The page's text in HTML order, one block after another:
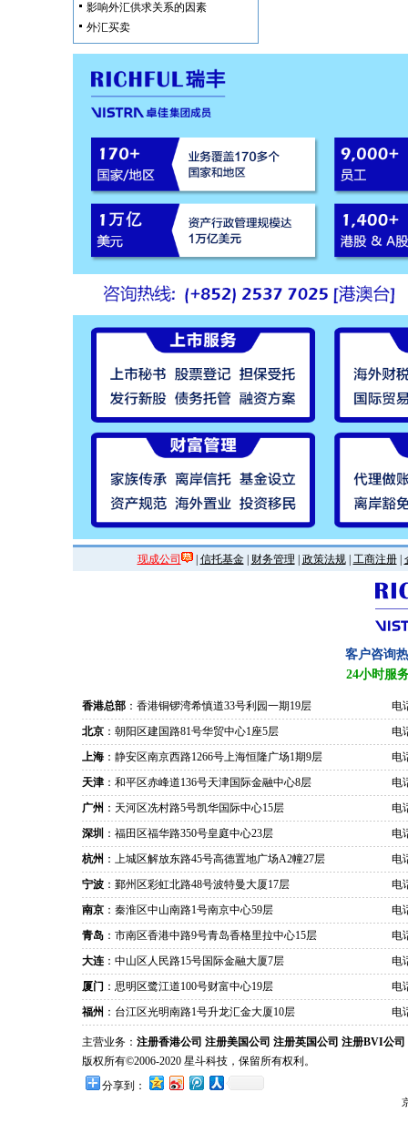
影响外汇供求关系的因素
外汇买卖
现成公司 | 信托基金| 财务管理 政策法规| 工商注册|
客户咨询
24小时服
香港总部 ：香港铜锣湾希慎道33号利园一期19层
电
北京 ：朝阳区建国路81号华贸中心1座5层
电
上海 ：静安区南京西路1266号上海恒隆广场1期9层
电
天津 ：和平区赤峰道136号天津国际金融中心8层
电
广州 ：天河区冼村路5号凯华国际中心15层
电
深圳 ：福田区福华路350号皇庭中心23层
电
杭州 ：上城区解放东路45号高德置地广场A2幢27层
电
宁波 ：鄞州区彩虹北路48号波特曼大厦17层
电
南京 ：秦淮区中山南路1号南京中心59层
电
青岛 ：市南区香港中路9号青岛香格里拉中心15层
电
大连 ：中山区人民路15号国际金融大厦7层
电
厦门 ：思明区鹭江道100号财富中心19层
电
福州 ：台江区光明南路1号升龙汇金大厦10层 电
主营业务： 注册香港公司 注册美国公司 注册英国公司 注册BVI公司
版权所有©2006-2020 星斗科技，保留所有权利。
分享到：